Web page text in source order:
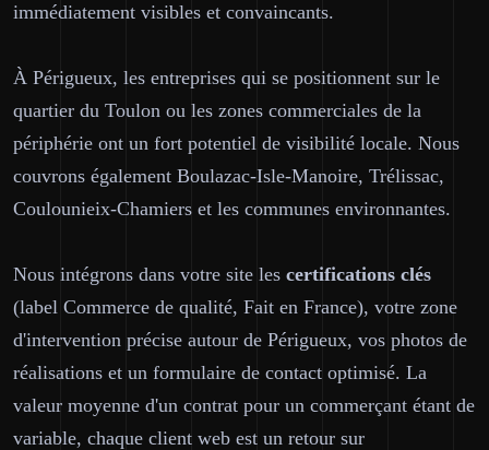
immédiatement visibles et convaincants.
À Périgueux, les entreprises qui se positionnent sur le
quartier du Toulon ou les zones commerciales de la
périphérie ont un fort potentiel de visibilité locale. Nous
couvrons également Boulazac-Isle-Manoire, Trélissac,
Coulounieix-Chamiers et les communes environnantes.
Nous intégrons dans votre site les certifications clés
(label Commerce de qualité, Fait en France), votre zone
d'intervention précise autour de Périgueux, vos photos de
réalisations et un formulaire de contact optimisé. La
valeur moyenne d'un contrat pour un commerçant étant de
variable, chaque client web est un retour sur